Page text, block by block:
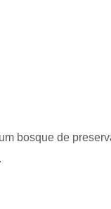
bosque de